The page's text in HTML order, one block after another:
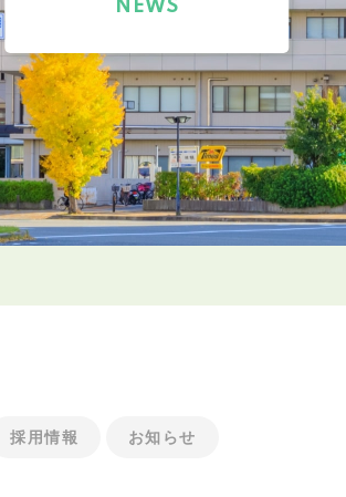
NEWS
採用情報 お知らせ